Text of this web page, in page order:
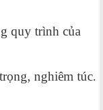
quy trình của
nghiêm túc.